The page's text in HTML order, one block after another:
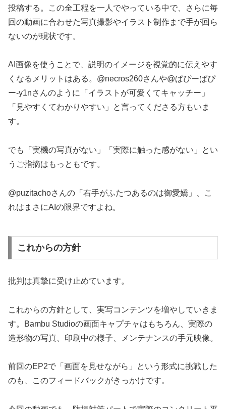
投稿する。この全工程を一人でやっている中で、さらに毎
回の動画に合わせた写真撮影やイラスト制作まで手が回ら
ないのが現状です。
AI画像を使うことで、説明のイメージを視覚的に伝えやす
くなるメリットはある。@necros260さんや@ぱぴーぱぴ
ー-y1nさんのように「イラストが可愛くてキャッチー」
「見やすくてわかりやすい」と言ってくださる方もいま
す。
でも「実機の写真がない」「実際に触った感がない」とい
うご指摘はもっともです。
@puzitachoさんの「右手がふたつあるのは御愛嬌」、こ
れはまさにAIの限界ですよね。
これからの方針
批判は真摯に受け止めています。
これからの方針として、実写コンテンツを増やしていきま
す。Bambu Studioの画面キャプチャはもちろん、実際の
造形物の写真、印刷中の様子、メンテナンスの手元映像。
前回のEP2で「画面を見せながら」という形式に挑戦した
のも、このフィードバックがきっかけです。